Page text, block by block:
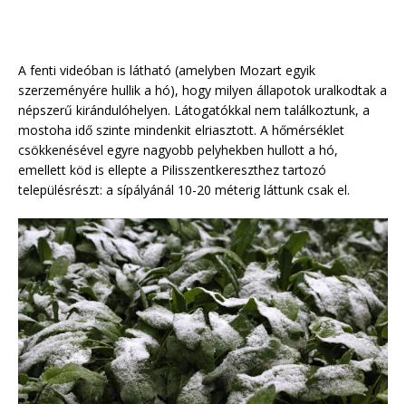
A fenti videóban is látható (amelyben Mozart egyik
szerzeményére hullik a hó), hogy milyen állapotok uralkodtak a
népszerű kirándulóhelyen. Látogatókkal nem találkoztunk, a
mostoha idő szinte mindenkit elriasztott. A hőmérséklet
csökkenésével egyre nagyobb pelyhekben hullott a hó,
emellett köd is ellepte a Pilisszentkereszthez tartozó
településrészt: a sípályánál 10-20 méterig láttunk csak el.